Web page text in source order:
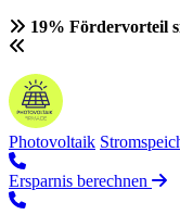
19% Fördervorteil
Photovoltaik
Ersparnis berechnen